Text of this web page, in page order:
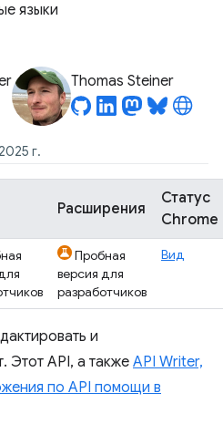
языки
Thomas Steiner
г.
Расширения
Статус
Chrome
Пробная
версия для
разработчиков
Вид
и
Этот API, а также API Writer,
по API помощи в